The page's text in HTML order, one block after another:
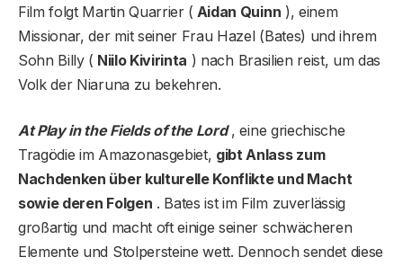
Film folgt Martin Quarrier ( Aidan Quinn ), einem
Missionar, der mit seiner Frau Hazel (Bates) und ihrem
Sohn Billy ( Niilo Kivirinta ) nach Brasilien reist, um das
Volk der Niaruna zu bekehren.
At Play in the Fields of the Lord, eine griechische
Tragödie im Amazonasgebiet, gibt Anlass zum
Nachdenken über kulturelle Konflikte und Macht
sowie deren Folgen . Bates ist im Film zuverlässig
großartig und macht oft einige seiner schwächeren
Elemente und Stolpersteine ​​wett. Dennoch sendet diese